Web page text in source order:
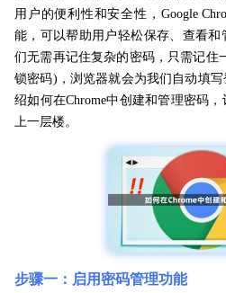
用户的便利性和安全性，Google
能，可以帮助用户轻松保存、查看
们无需再记住复杂的密码，只需记住
锁密码)，浏览器就会为我们自动填
绍如何在Chrome中创建和管理密码
上一层楼。
步骤一：启用密码管理功能